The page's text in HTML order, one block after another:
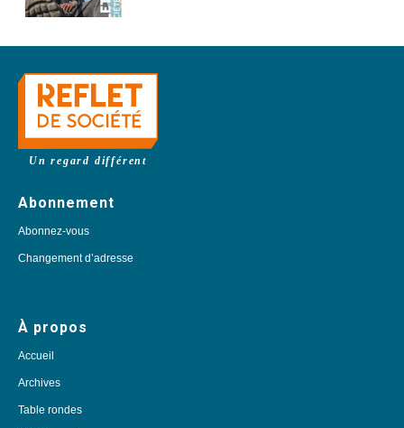
Un regard différent
Abonnement
Abonnez-vous
Changement d’adresse
À propos
Accueil
Archives
Table rondes